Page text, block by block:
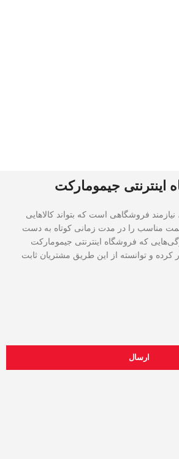
اینترنتی جیمومارکت
فروشگاهی است که بتواند کالاهایی
مناسب را در مدت زمانی کوتاه به دست
که فروشگاه اینترنتی جیمومارکت
کرده و توانسته از این طریق مشتریان ثابت
ارسال